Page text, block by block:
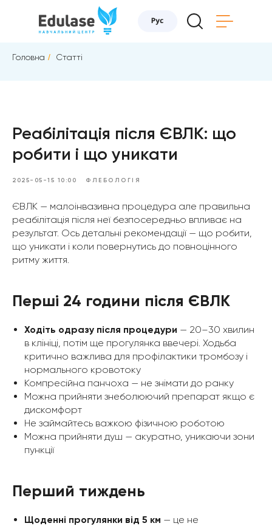
Головна / Статті
Реабілітація після ЄВЛК: що
робити і що уникати
2025-05-15 10:00 ФЛЕБОЛОГІЯ
ЄВЛК — малоінвазивна процедура але правильна
реабілітація після неї безпосередньо впливає на
результат. Ось детальні рекомендації — що робити,
що уникати і коли повернутись до повноцінного
ритму життя.
Перші 24 години після ЄВЛК
Ходіть одразу після процедури — 20–30 хвилин
в клініці, потім ще прогулянка ввечері. Ходьба
критично важлива для профілактики тромбозу і
нормального кровотоку
Компресійна панчоха — не знімати до ранку
Можна прийняти знеболюючий препарат якщо є
дискомфорт
Не займайтесь важкою фізичною роботою
Можна прийняти душ — акуратно, уникаючи зони
пункції
Перший тиждень
Щоденні прогулянки від 5 км — це не